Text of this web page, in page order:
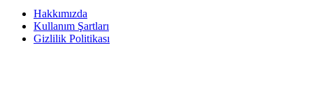
Hakkımızda
Kullanım Şartları
Gizlilik Politikası